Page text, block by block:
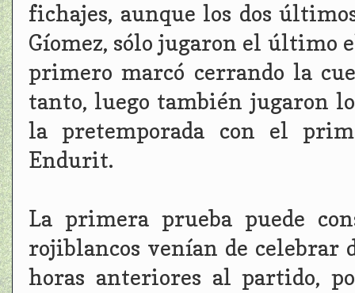
fichajes, aunque los dos
Gíomez, sólo jugaron el último
primero marcó cerrando la
tanto, luego también jugaron
la pretemporada con el
Endurit.
La primera prueba puede
rojiblancos venían de celebrar
horas anteriores al partido,